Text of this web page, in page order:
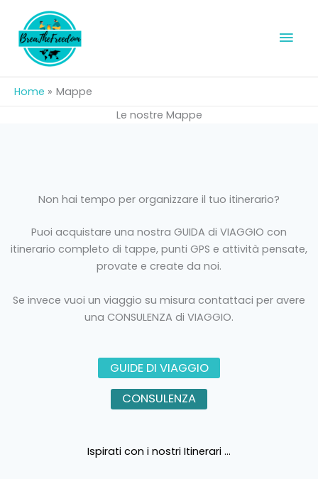
contenuto
Home
Mappe
Le nostre Mappe
Non hai tempo per organizzare il tuo itinerario?
Puoi acquistare una nostra GUIDA di VIAGGIO con
itinerario completo di tappe, punti GPS e attività pensate,
provate e create da noi.
Se invece vuoi un viaggio su misura contattaci per avere
una CONSULENZA di VIAGGIO.
GUIDE DI VIAGGIO
CONSULENZA
Ispirati con i nostri Itinerari …